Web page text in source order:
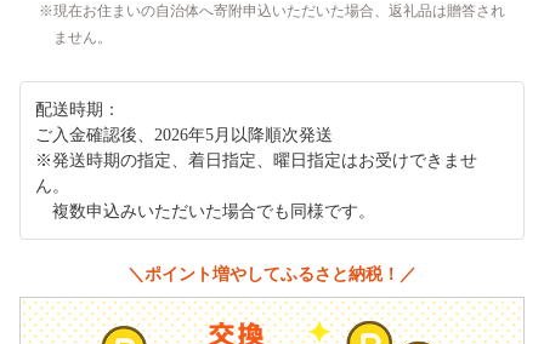
現在お住まいの自治体へ寄附申込いただいた場合、返礼品は贈答され
ません。
配送時期：
ご入金確認後、2026年5月以降順次発送
※発送時期の指定、着日指定、曜日指定はお受けできませ
ん。
複数申込みいただいた場合でも同様です。
＼ポイント増やしてふるさと納税！／